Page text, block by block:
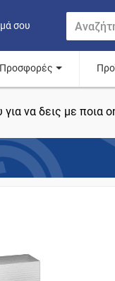
σου
Προσφορές
να δεις με